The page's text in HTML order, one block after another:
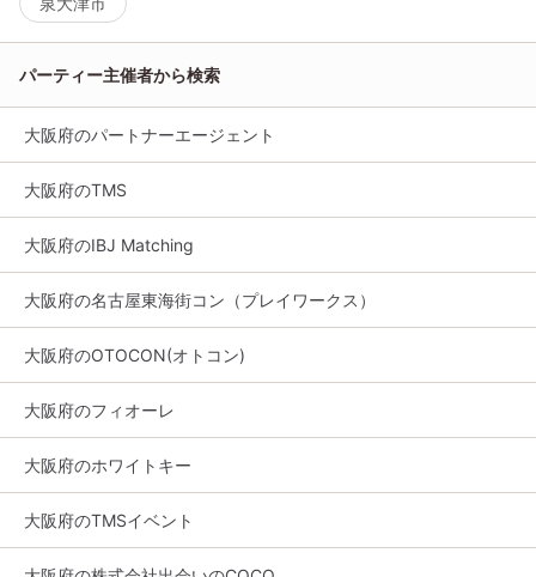
パーティー主催者から検索
大阪府のパートナーエージェント
大阪府のTMS
大阪府のIBJ Matching
大阪府の名古屋東海街コン（プレイワークス）
大阪府のOTOCON(オトコン)
大阪府のフィオーレ
大阪府のホワイトキー
大阪府のTMSイベント